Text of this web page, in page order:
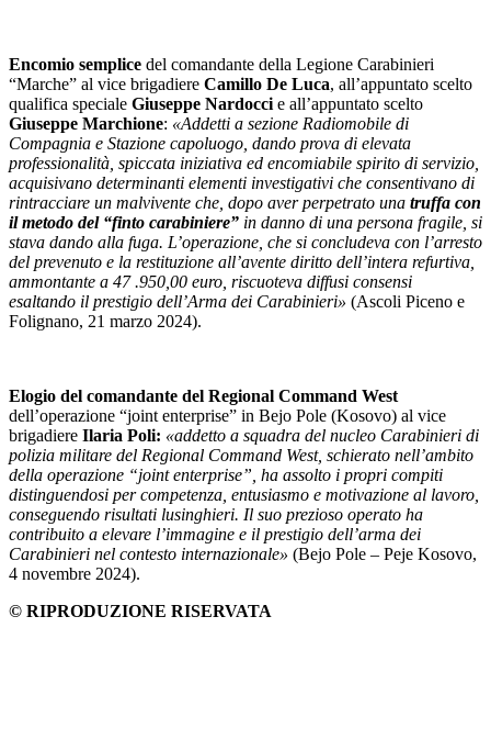
Encomio semplice del comandante della Legione Carabinieri
“Marche” al vice brigadiere Camillo De Luca, all’appuntato scelto
qualifica speciale Giuseppe Nardocci e all’appuntato scelto
Giuseppe Marchione: «Addetti a sezione Radiomobile di
Compagnia e Stazione capoluogo, dando prova di elevata
professionalità, spiccata iniziativa ed encomiabile spirito di servizio,
acquisivano determinanti elementi investigativi che consentivano di
rintracciare un malvivente che, dopo aver perpetrato una truffa con
il metodo del “finto carabiniere” in danno di una persona fragile, si
stava dando alla fuga. L’operazione, che si concludeva con l’arresto
del prevenuto e la restituzione all’avente diritto dell’intera refurtiva,
ammontante a 47 .950,00 euro, riscuoteva diffusi consensi
esaltando il prestigio dell’Arma dei Carabinieri» (Ascoli Piceno e
Folignano, 21 marzo 2024).
Elogio del comandante del Regional Command West
dell’operazione “joint enterprise” in Bejo Pole (Kosovo) al vice
brigadiere Ilaria Poli: «addetto a squadra del nucleo Carabinieri di
polizia militare del Regional Command West, schierato nell’ambito
della operazione “joint enterprise”, ha assolto i propri compiti
distinguendosi per competenza, entusiasmo e motivazione al lavoro,
conseguendo risultati lusinghieri. Il suo prezioso operato ha
contribuito a elevare l’immagine e il prestigio dell’arma dei
Carabinieri nel contesto internazionale» (Bejo Pole – Peje Kosovo,
4 novembre 2024).
© RIPRODUZIONE RISERVATA